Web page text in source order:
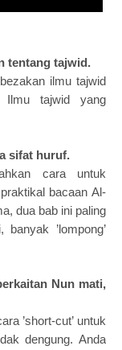
tentang tajwid.
ilmu tajwid
Ilmu tajwid yang
sifat huruf.
cara untuk
bacaan Al-
dua bab ini paling
’lompong’
Nun mati,
’short-cut’ untuk
dengung. Anda